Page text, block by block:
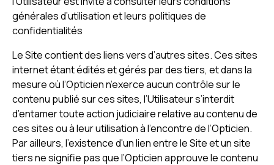
générales d’utilisation et leurs politiques de
confidentialités
Le Site contient des liens vers d’autres sites. Ces sites
internet étant édités et gérés par des tiers, et dans la
mesure où l’Opticien n’exerce aucun contrôle sur le
contenu publié sur ces sites, l’Utilisateur s’interdit
d’entamer toute action judiciaire relative au contenu de
ces sites ou à leur utilisation à l’encontre de l’Opticien.
Par ailleurs, l'existence d'un lien entre le Site et un site
tiers ne signifie pas que l’Opticien approuve le contenu